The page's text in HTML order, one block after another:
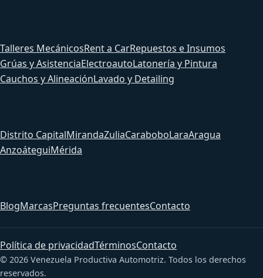
Talleres MecánicosRent a CarRepuestos e Insumos
Grúas y AsistenciaElectroautoLatonería y Pintura
Cauchos y AlineaciónLavado y Detailing
Distrito CapitalMirandaZuliaCaraboboLaraAragua
AnzoáteguiMérida
BlogMarcasPreguntas frecuentesContacto
Política de privacidadTérminosContacto
© 2026 Venezuela Productiva Automotriz. Todos los derechos
reservados.